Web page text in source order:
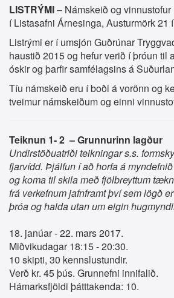
LISTRÝMI– Námskeið og
í Listasafni Árnesinga, Austurmörk 21
Listrými er í umsjón Guðrúnar
haustið 2015 og hefur verið í þróun til
óskir og þarfir samfélagsins á
Tíu námskeið eru í boði á vorönn og
tveimur námskeiðum og einni
Teiknun 1- 2 – Grunnurinn lagður
Undirstöðuatriði teikningar s.s.
fjarvídd. Þjálfun í að horfa á
og koma til skila með fjölbreyttum
frá verkefnum jafnframt því sem lögð
þróa og halda utan um eigin
18. janúar - 22. mars 2017.
Miðvikudagar 18:15 - 20:30.
10 skipti, 30 kennslustundir.
Verð kr. 45 þús. Grunnefni innifalið.
Hámarksfjöldi þátttakenda: 10.